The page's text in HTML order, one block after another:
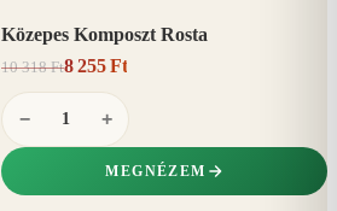
Közepes Komposzt Rosta
10 318 Ft8 255 Ft
− +
MEGNÉZEM